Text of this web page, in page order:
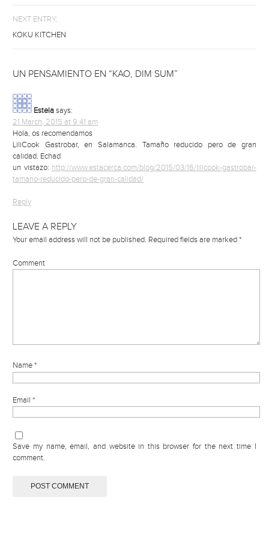
NEXT ENTRY:
KOKU KITCHEN
UN PENSAMIENTO EN “KAO, DIM SUM”
Estela says:
21 March, 2015 at 9:41 am
Hola, os recomendamos
LiliCook Gastrobar, en Salamanca. Tamaño reducido pero de gran
calidad. Echad
un vistazo: http://www.estacerca.com/blog/2015/03/16/lilicook-gastrobar-
tamano-reducido-pero-de-gran-calidad/
Reply
LEAVE A REPLY
Your email address will not be published. Required fields are marked*
Comment
Name*
Email*
Save my name, email, and website in this browser for the next time I
comment.